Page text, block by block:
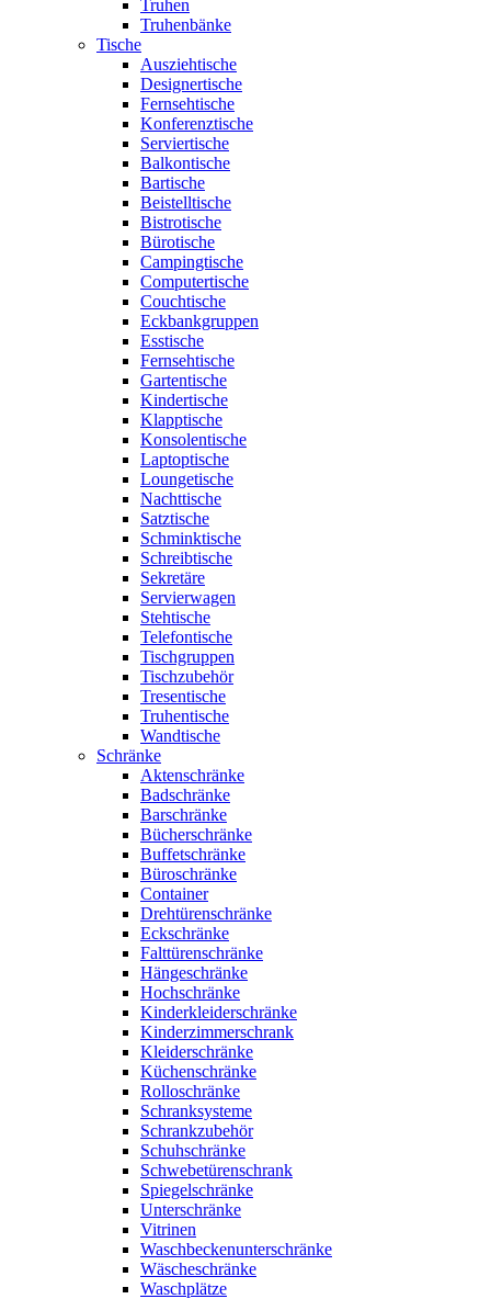
Truhen
Truhenbänke
Tische
Ausziehtische
Designertische
Fernsehtische
Konferenztische
Serviertische
Balkontische
Bartische
Beistelltische
Bistrotische
Bürotische
Campingtische
Computertische
Couchtische
Eckbankgruppen
Esstische
Fernsehtische
Gartentische
Kindertische
Klapptische
Konsolentische
Laptoptische
Loungetische
Nachttische
Satztische
Schminktische
Schreibtische
Sekretäre
Servierwagen
Stehtische
Telefontische
Tischgruppen
Tischzubehör
Tresentische
Truhentische
Wandtische
Schränke
Aktenschränke
Badschränke
Barschränke
Bücherschränke
Buffetschränke
Büroschränke
Container
Drehtürenschränke
Eckschränke
Falttürenschränke
Hängeschränke
Hochschränke
Kinderkleiderschränke
Kinderzimmerschrank
Kleiderschränke
Küchenschränke
Rolloschränke
Schranksysteme
Schrankzubehör
Schuhschränke
Schwebetürenschrank
Spiegelschränke
Unterschränke
Vitrinen
Waschbeckenunterschränke
Wäscheschränke
Waschplätze